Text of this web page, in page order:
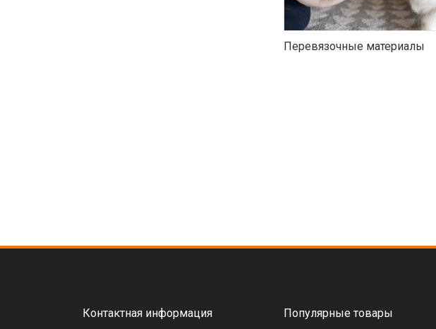
Перевязочные материалы
Контактная информация Популярные товары